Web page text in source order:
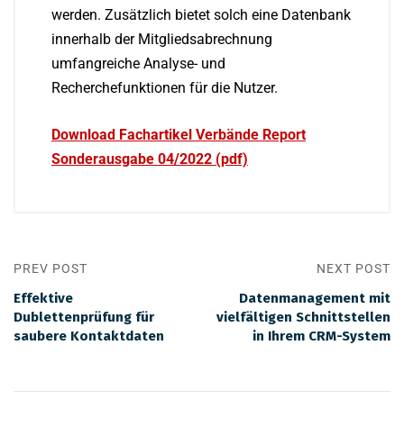
werden. Zusätzlich bietet solch eine Datenbank
innerhalb der Mitgliedsabrechnung
umfangreiche Analyse- und
Recherchefunktionen für die Nutzer.
Download Fachartikel Verbände Report
Sonderausgabe 04/2022 (pdf)
PREV POST
Effektive
Dublettenprüfung für
saubere Kontaktdaten
NEXT POST
Datenmanagement mit
vielfältigen Schnittstellen
in Ihrem CRM-System